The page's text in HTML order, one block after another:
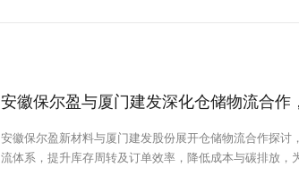
安徽保尔盈与厦门建发深化仓储物流合作
安徽保尔盈新材料与厦门建发股份展开仓储物流合作探
流体系，提升库存周转及订单效率，降低成本与碳排放，